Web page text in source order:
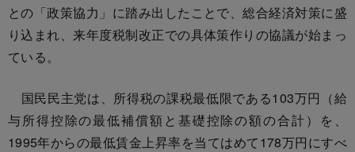
との「政策協力」に踏み出したことで、総合経済対策に盛
り込まれ、来年度税制改正での具体策作りの協議が始まっ
ている。
国民民主党は、所得税の課税最低限である103万円（給
与所得控除の最低補償額と基礎控除の額の合計）を、
1995年からの最低賃金上昇率を当てはめて178万円にすべ